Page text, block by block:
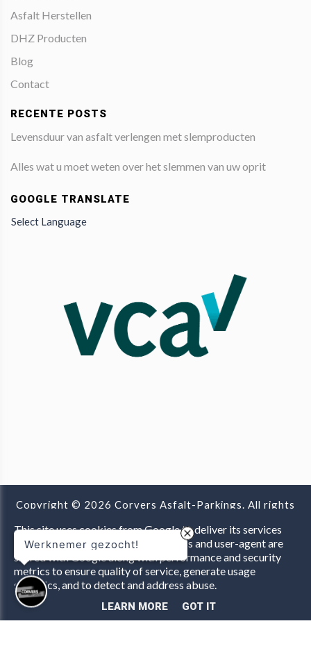
Asfalt Herstellen
DHZ Producten
Blog
Contact
RECENTE POSTS
Levensduur van asfalt verlengen met slemproducten
Alles wat u moet weten over het slemmen van uw oprit
GOOGLE TRANSLATE
Select Language
Copyright © 2026 Corvers Asfalt-Parkings. All rights
WebDesign
This site uses cookies from Google to deliver its services
and to analyze traffic. Your IP address and user-agent are
shared with Google along with performance and security
metrics to ensure quality of service, generate usage
statistics, and to detect and address abuse.
LEARN MORE GOT IT
Werknemer gezocht!